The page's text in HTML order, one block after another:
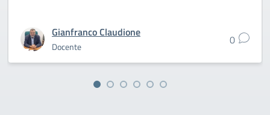
Gianfranco Claudione
Docente 0